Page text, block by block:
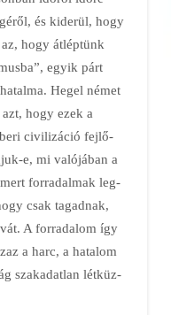
és kiderül, hogy
hogy átléptünk
egyik párt
Hegel német
hogy ezek a
civilizáció fej­lő­
e, mi valójában a
for­ra­dal­mak leg­
csak tagadnak,
A forradalom így
a harc, a hatalom
szakadatlan lét­küz­